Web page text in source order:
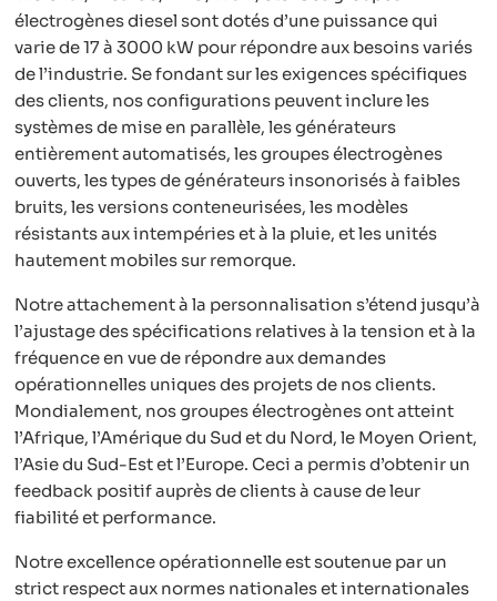
électrogènes diesel sont dotés d’une puissance qui
varie de 17 à 3000 kW pour répondre aux besoins variés
de l’industrie. Se fondant sur les exigences spécifiques
des clients, nos configurations peuvent inclure les
systèmes de mise en parallèle, les générateurs
entièrement automatisés, les groupes électrogènes
ouverts, les types de générateurs insonorisés à faibles
bruits, les versions conteneurisées, les modèles
résistants aux intempéries et à la pluie, et les unités
hautement mobiles sur remorque.
Notre attachement à la personnalisation s’étend jusqu’à
l’ajustage des spécifications relatives à la tension et à la
fréquence en vue de répondre aux demandes
opérationnelles uniques des projets de nos clients.
Mondialement, nos groupes électrogènes ont atteint
l’Afrique, l’Amérique du Sud et du Nord, le Moyen Orient,
l’Asie du Sud-Est et l’Europe. Ceci a permis d’obtenir un
feedback positif auprès de clients à cause de leur
fiabilité et performance.
Notre excellence opérationnelle est soutenue par un
strict respect aux normes nationales et internationales